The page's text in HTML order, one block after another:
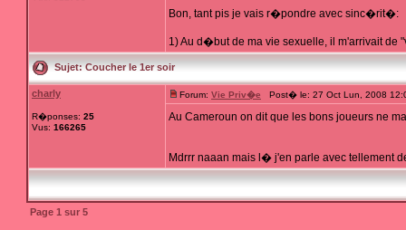
Bon, tant pis je vais r�pondre avec sinc�rit�:
1) Au d�but de ma vie sexuelle, il m'arrivait de
Sujet:Coucher le 1er soir
charly
R�ponses: 25
Vus: 166265
Forum: Vie Priv�e Post� le: 27 Oct Lun, 2008
Au Cameroun on dit que les bons joueurs ne
Mdrrr naaan mais l� j'en parle avec tellement
Page 1 sur 5